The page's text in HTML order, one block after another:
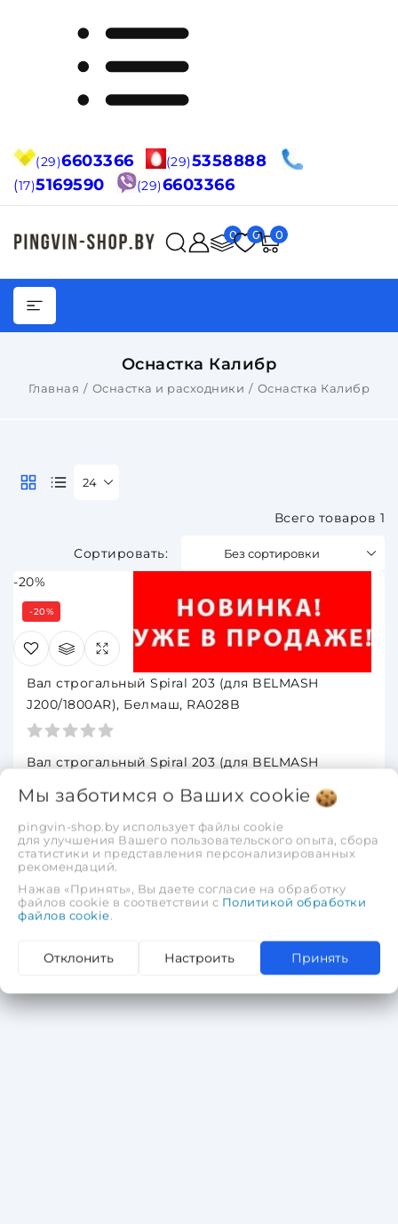
(29)6603366 (29)5358888
(17)5169590 (29)6603366
0 0 0
Оснастка Калибр
Главная Оснастка и расходники Оснастка Калибр
Без сортировки
Всего товаров 1
24
-20%
-20%
Вал строгальный Spiral 203 (для BELMASH
J200/1800AR), Белмаш, RA028B
Вал строгальный Spiral 203 (для BELMASH
В корзину
Мы заботимся о Ваших cookie
pingvin-shop.by использует файлы cookie
для улучшения Вашего пользовательского опыта, сбора
статистики и представления персонализированных
рекомендаций.
Нажав «Принять», Вы даете согласие на обработку
файлов cookie в соответствии с Политикой обработки
файлов cookie.
Отклонить Настроить Принять